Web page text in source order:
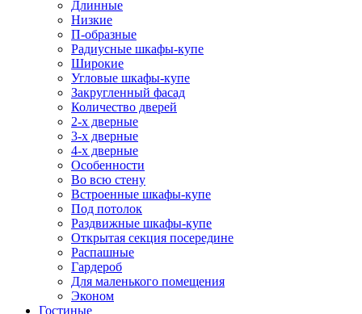
Длинные
Низкие
П-образные
Радиусные шкафы-купе
Широкие
Угловые шкафы-купе
Закругленный фасад
Количество дверей
2-х дверные
3-х дверные
4-х дверные
Особенности
Во всю стену
Встроенные шкафы-купе
Под потолок
Раздвижные шкафы-купе
Открытая секция посередине
Распашные
Гардероб
Для маленького помещения
Эконом
Гостиные